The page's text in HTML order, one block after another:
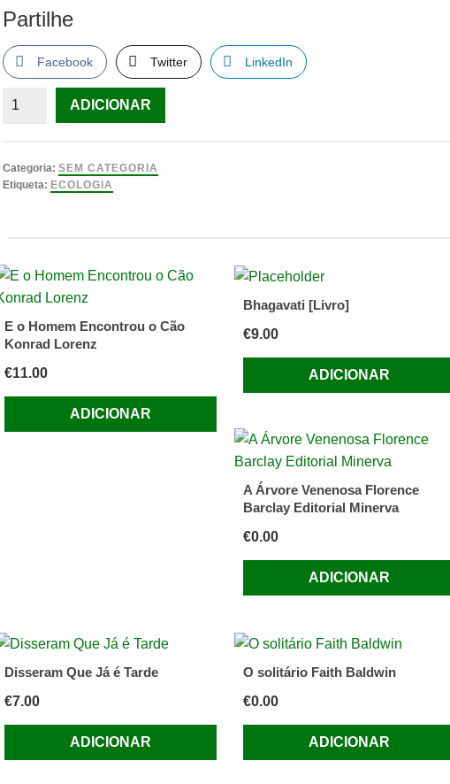
Partilhe
Facebook Twitter LinkedIn
Quantidade
Equívoco
Ecológico
Pierre
Bitoun
e
Pierre
ADICIONAR
Categoria:SEM CATEGORIA
Etiqueta: ECOLOGIA
E o Homem Encontrou o Cão
Konrad Lorenz
€11.00
ADICIONAR
Bhagavati [Livro]
€9.00
ADICIONAR
A Árvore Venenosa Florence
Barclay Editorial Minerva
€0.00
ADICIONAR
Disseram Que Já é Tarde
€7.00
ADICIONAR
O solitário Faith Baldwin
€0.00
ADICIONAR